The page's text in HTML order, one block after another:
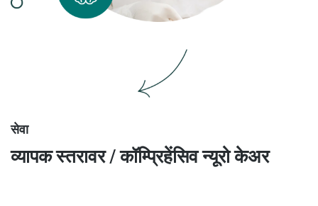
सेवा
व्यापक स्तरावर / कॉम्प्रिहेंसिव न्यूरो केअर